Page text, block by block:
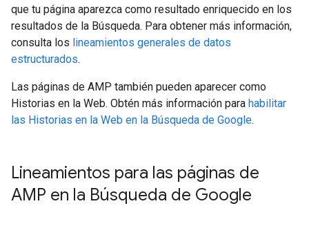
que tu página aparezca como resultado enriquecido en los
resultados de la Búsqueda. Para obtener más información,
consulta los lineamientos generales de datos
estructurados.
Las páginas de AMP también pueden aparecer como
Historias en la Web. Obtén más información para habilitar
las Historias en la Web en la Búsqueda de Google.
Lineamientos para las páginas de
AMP en la Búsqueda de Google